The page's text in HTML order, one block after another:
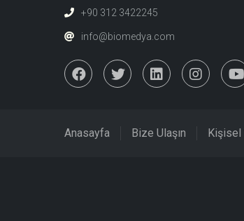
+90 312 3422245
info@biomedya.com
Anasayfa Bize Ulaşın Kişisel